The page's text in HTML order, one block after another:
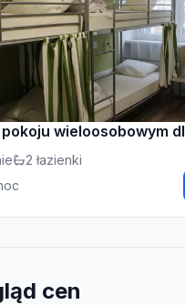
wieloosobowym
2 łazienki
cen